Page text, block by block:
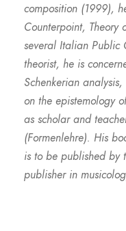
composition (1999),
Counterpoint, Theory
several Italian Public
theorist, he is
Schenkerian
on the epistemology
as scholar and
(Formenlehre). His
is to be published by
publisher in